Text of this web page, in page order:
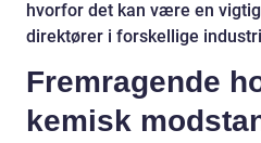
hvorfor det kan være en
direktører i forskellige
Fremragende
kemisk